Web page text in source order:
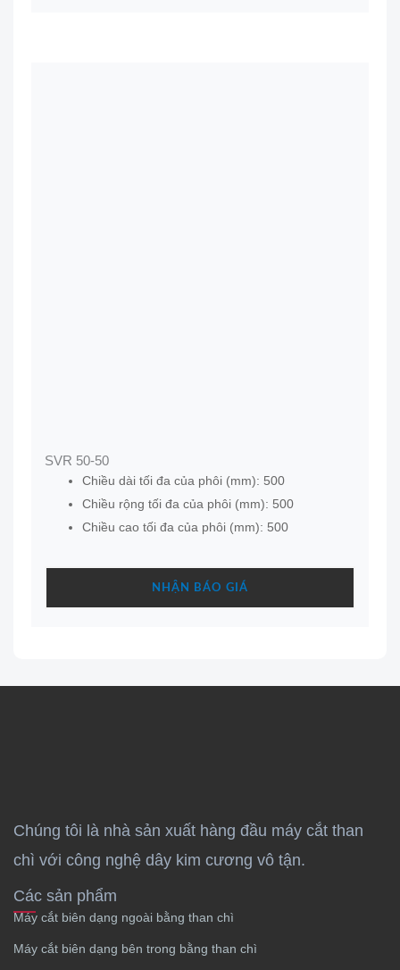
SVR 50-50
Chiều dài tối đa của phôi (mm): 500
Chiều rộng tối đa của phôi (mm): 500
Chiều cao tối đa của phôi (mm): 500
NHẬN BÁO GIÁ
Chúng tôi là nhà sản xuất hàng đầu máy cắt than
chì với công nghệ dây kim cương vô tận.
Các sản phẩm
Máy cắt biên dạng ngoài bằng than chì
Máy cắt biên dạng bên trong bằng than chì